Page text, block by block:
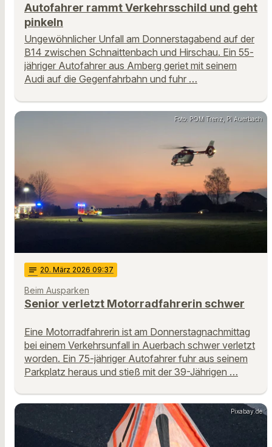
Autofahrer rammt Verkehrsschild und geht
pinkeln
Ungewöhnlicher Unfall am Donnerstagabend auf der
B14 zwischen Schnaittenbach und Hirschau. Ein 55-
jähriger Autofahrer aus Amberg geriet mit seinem
Audi auf die Gegenfahrbahn und fuhr …
Foto: POM Trenz, PI Auerbach
notes 20. März 2026 09:37
Beim Ausparken
Senior verletzt Motorradfahrerin schwer
Eine Motorradfahrerin ist am Donnerstagnachmittag
bei einem Verkehrsunfall in Auerbach schwer verletzt
worden. Ein 75-jähriger Autofahrer fuhr aus seinem
Parkplatz heraus und stieß mit der 39-Jährigen …
Pixabay.de